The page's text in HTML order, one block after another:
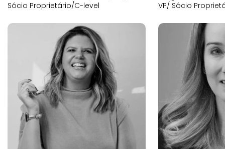
Sócio Proprietário/C-level
VP/ Sócio